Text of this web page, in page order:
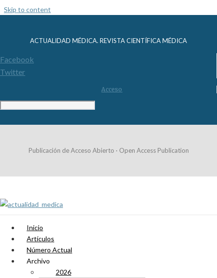
Skip to content
ACTUALIDAD MÉDICA. REVISTA CIENTÍFICA MÉDICA
Facebook
Twitter
Acceso
Publicación de Acceso Abierto · Open Access Publication
Inicio
Artículos
Número Actual
Archivo
2026